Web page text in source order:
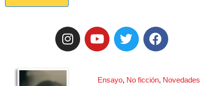
Ensayo, No ficción, Novedades